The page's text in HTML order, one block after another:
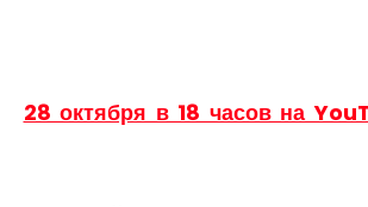
28 октября в 18 часов на